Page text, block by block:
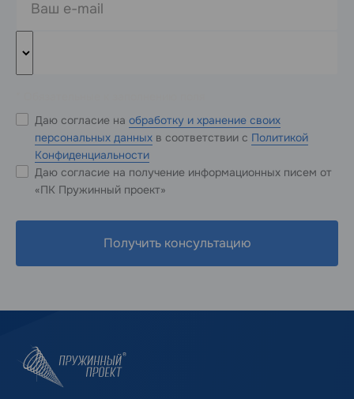
Даю согласие на обработку и хранение своих
персональных данных в соответствии с Политикой
Конфиденциальности
Даю согласие на получение информационных писем от
«ПК Пружинный проект»
Получить консультацию